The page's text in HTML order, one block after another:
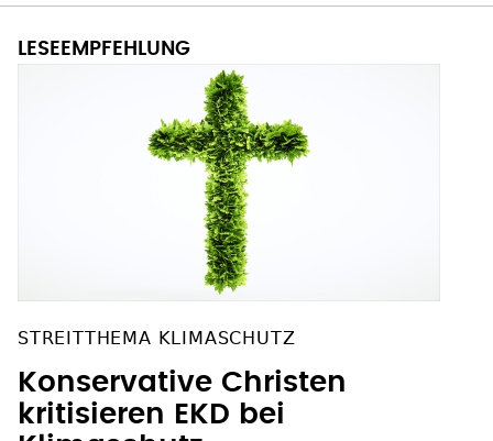
STREITTHEMA KLIMASCHUTZ
Konservative Christen
kritisieren EKD bei